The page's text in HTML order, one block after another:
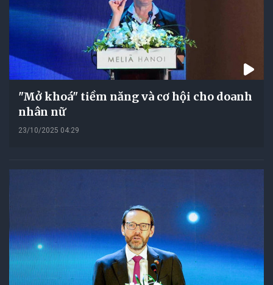
"Mở khoá" tiềm năng và cơ hội cho doanh
nhân nữ
23/10/2025 04:29